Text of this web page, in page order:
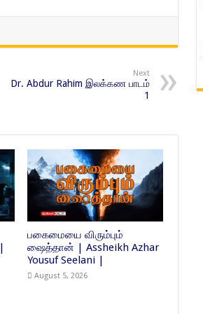
Next
Dr. Abdur Rahim இலக்கண பாடம்
1
பகைமையை விரும்பும்
ஷைத்தான் | Assheikh Azhar
Yousuf Seelani |
August 5, 2026